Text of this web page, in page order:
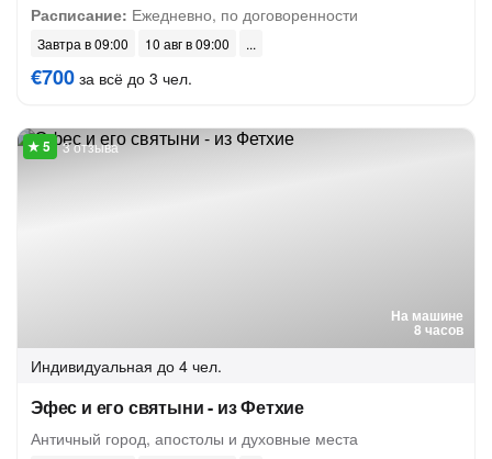
Расписание: Ежедневно, по договоренности
Завтра в 09:00 10 авг в 09:00
€700 за всё до 3 чел.
На машине
8 часов
3 отзыва
Индивидуальная до 4 чел.
Эфес и его святыни - из Фетхие
Античный город, апостолы и духовные места